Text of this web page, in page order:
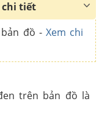
chi tiết
đồ - Xem chi
trên bản đồ là